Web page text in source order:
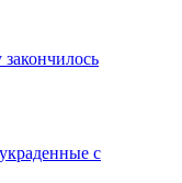
с